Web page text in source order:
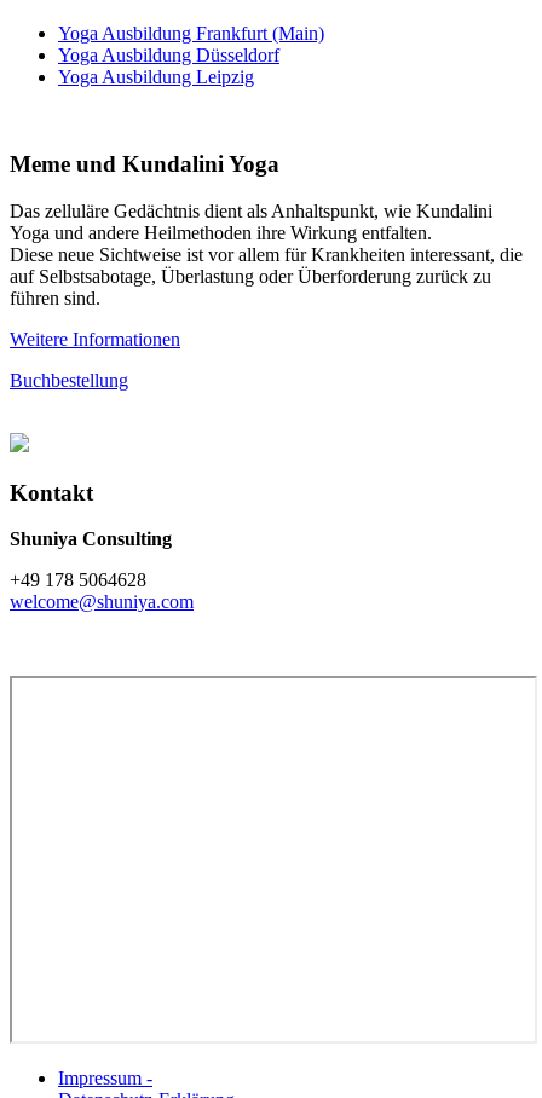
Yoga Ausbildung Frankfurt (Main)
Yoga Ausbildung Düsseldorf
Yoga Ausbildung Leipzig
Meme und Kundalini Yoga
Das zelluläre Gedächtnis dient als Anhaltspunkt, wie Kundalini
Yoga und andere Heilmethoden ihre Wirkung entfalten.
Diese neue Sichtweise ist vor allem für Krankheiten interessant, die
auf Selbstsabotage, Überlastung oder Überforderung zurück zu
führen sind.
Weitere Informationen
Buchbestellung
Kontakt
Shuniya Consulting
+49 178 5064628
welcome@shuniya.com
Impressum -